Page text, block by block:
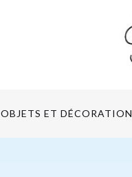
OBJETS ET DÉCORATION